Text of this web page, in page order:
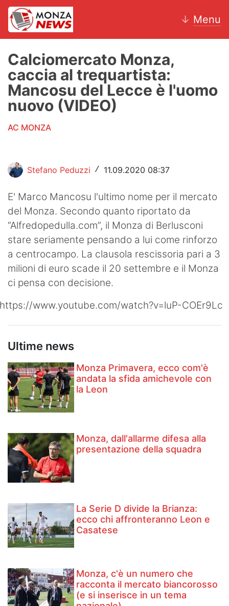
↓ Menu
News
AC Monza
Calcio
Volley
Hockey
Altri sport
Hockey
Pallanuoto
Pallamano
Altre
Eventi
Calciomercato Monza,
caccia al trequartista:
Mancosu del Lecce è l'uomo
nuovo (VIDEO)
AC MONZA
Stefano Peduzzi / 11.09.2020 08:37
E' Marco Mancosu l'ultimo nome per il mercato
del Monza. Secondo quanto riportato da
“Alfredopedulla.com”, il Monza di Berlusconi
stare seriamente pensando a lui come rinforzo
a centrocampo. La clausola rescissoria pari a 3
milioni di euro scade il 20 settembre e il Monza
ci pensa con decisione.
https://www.youtube.com/watch?v=luP-COEr9Lc
Ultime news
Monza Primavera, ecco com'è
andata la sfida amichevole con
la Leon
Monza, dall'allarme difesa alla
presentazione della squadra
La Serie D divide la Brianza:
ecco chi affronteranno Leon e
Casatese
Monza, c'è un numero che
racconta il mercato biancorosso
(e si inserisce in un tema